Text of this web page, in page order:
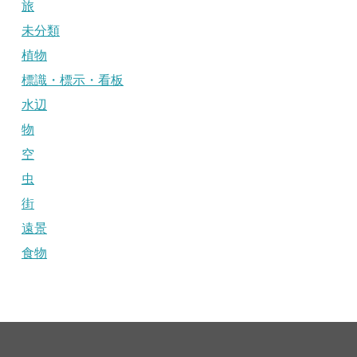
旅
未分類
植物
標識・標示・看板
水辺
物
空
虫
街
遠景
食物